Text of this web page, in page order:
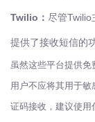
Twilio： 尽管Twilio
提供了接收短信的
虽然这些平台提供免
用户不应将其用于
证码接收，建议使用